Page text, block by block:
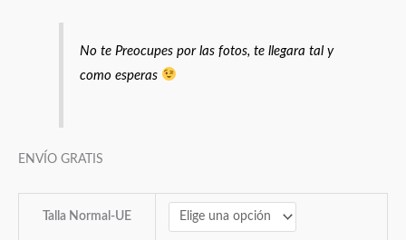
No te Preocupes por las fotos, te llegara tal y
como esperas
ENVÍO GRATIS
Talla Normal-UE